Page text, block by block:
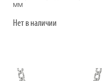
мм
Нет в наличии